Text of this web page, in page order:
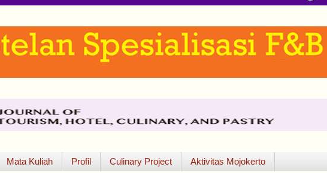
Mata Kuliah Profil Culinary Project Aktivitas Mojokerto